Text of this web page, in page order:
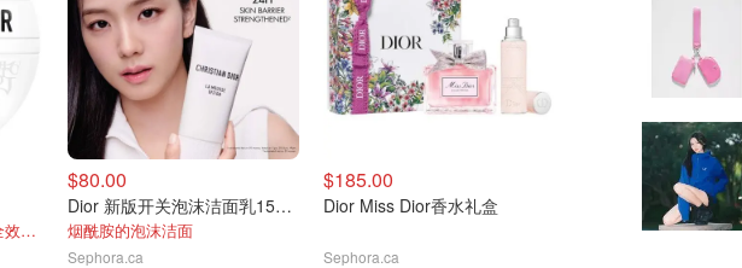
脸部、唇部及身体都能用 全效滋润修护
$80.00
Dior 新版开关泡沫洁面乳150ml
烟酰胺的泡沫洁面
Sephora.ca
$185.00
Dior Miss Dior香水礼盒
Sephora.ca